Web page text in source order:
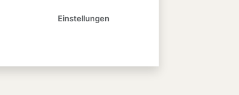
Einstellungen